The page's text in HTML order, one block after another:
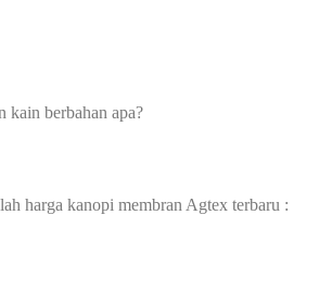
kain berbahan apa?
harga kanopi membran Agtex terbaru :